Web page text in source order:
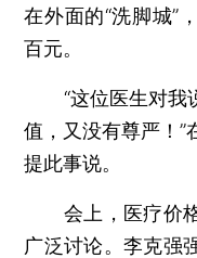
在外面的“洗脚城”
百元。
“这位医生对我
值，又没有尊严！”
提此事说。
会上，医疗价格
广泛讨论。李克强